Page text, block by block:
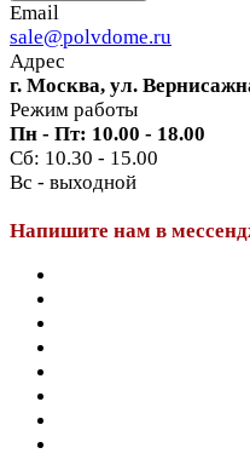
Email
sale@polvdome.ru
Адрес
г. Москва, ул.
Режим работы
Пн - Пт: 10.00 - 18.00
Сб: 10.30 - 15.00
Вс - выходной
Напишите нам в